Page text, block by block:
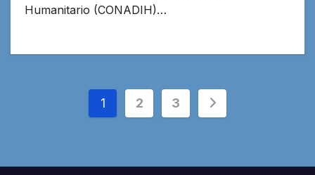
Humanitario (CONADIH)…
Paginación
entradas
1 2 3